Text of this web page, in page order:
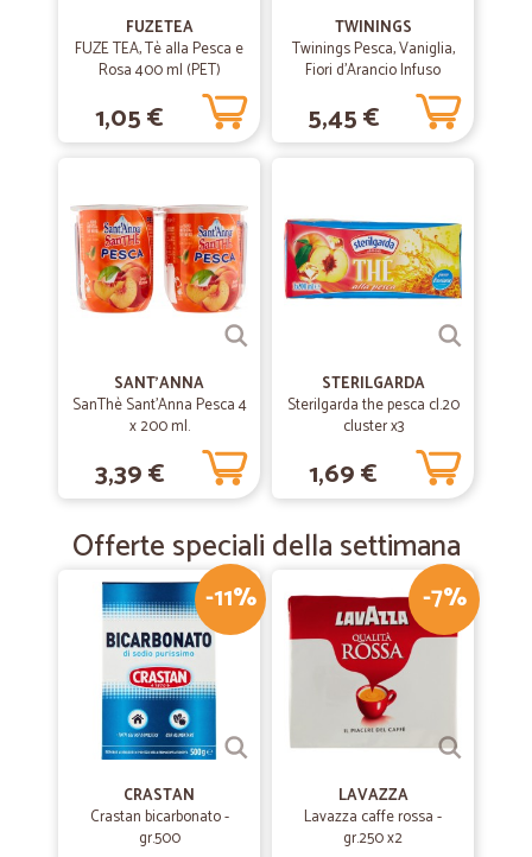
FUZETEA
FUZE TEA, Tè alla Pesca e
Rosa 400 ml (PET)
1,05 €
TWININGS
Twinings Pesca, Vaniglia,
Fiori d'Arancio Infuso
Sensations 20 filtri 40 g
5,45 €
SANT'ANNA
SanThè Sant'Anna Pesca 4
x 200 ml.
3,39 €
STERILGARDA
Sterilgarda the pesca cl.20
cluster x3
1,69 €
Offerte speciali della settimana
-11%
CRASTAN
Crastan bicarbonato -
gr.500
-7%
LAVAZZA
Lavazza caffe rossa -
gr.250 x2